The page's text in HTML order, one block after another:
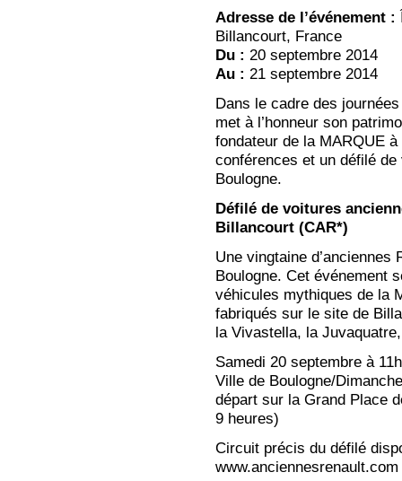
Adresse de l’événement :
Billancourt, France
Du : 20 septembre 2014
Au : 21 septembre 2014
Dans le cadre des
met à l’honneur son
fondateur de la MARQUE
conférences et un défilé
Boulogne.
Défilé de voitures
Billancourt (CAR*)
Une vingtaine
Boulogne. Cet événement
véhicules mythiques de la
fabriqués sur le site de
la Vivastella, la
Samedi 20 septembre à
Ville de Boulogne/
départ sur la Grand Place
9 heures)
Circuit précis du défilé
www.anciennesrenault.com